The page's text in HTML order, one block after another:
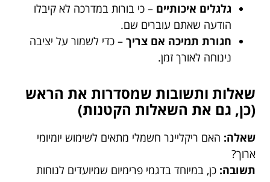
גלגלים איכותיים – כי בורות במדרכה לא קיבלו
הודעה שאתם עוברים שם.
חגורת תמיכה אם צריך – כדי לשמור על יציבה
נינוחה לאורך זמן.
שאלות ותשובות שמסדרות את הראש
(כן, גם את השאלות הקטנות)
שאלה: האם ריקליינר חשמלי מתאים לשימוש יומיומי
ארוך?
תשובה: כן, במיוחד בדגמי פרימיום שמיועדים לנוחות